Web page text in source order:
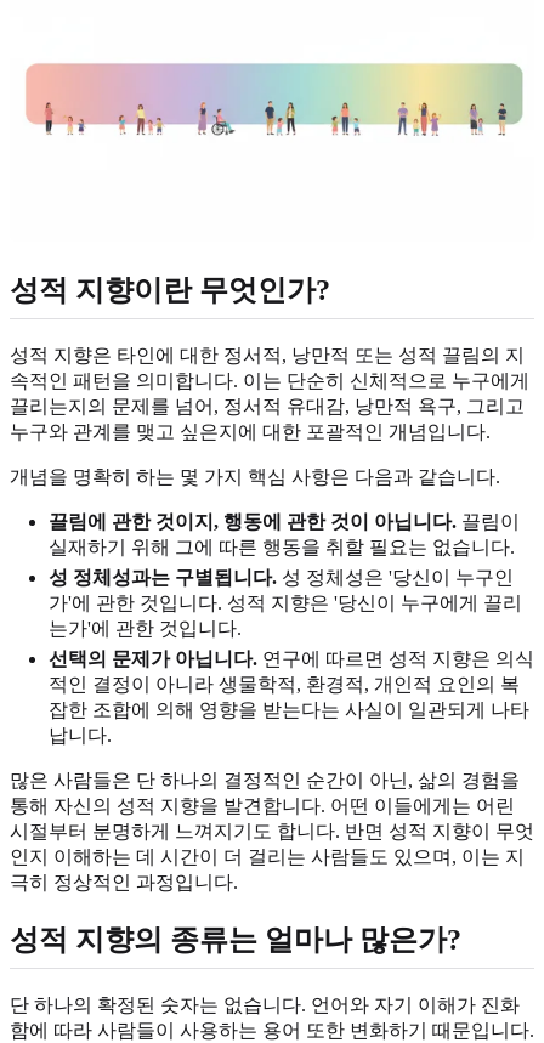
성적 지향이란 무엇인가?
성적 지향은 타인에 대한 정서적, 낭만적 또는 성적 끌림의 지
속적인 패턴을 의미합니다. 이는 단순히 신체적으로 누구에게
끌리는지의 문제를 넘어, 정서적 유대감, 낭만적 욕구, 그리고
누구와 관계를 맺고 싶은지에 대한 포괄적인 개념입니다.
개념을 명확히 하는 몇 가지 핵심 사항은 다음과 같습니다.
끌림에 관한 것이지, 행동에 관한 것이 아닙니다. 끌림이
실재하기 위해 그에 따른 행동을 취할 필요는 없습니다.
성 정체성과는 구별됩니다. 성 정체성은 '당신이 누구인
가'에 관한 것입니다. 성적 지향은 '당신이 누구에게 끌리
는가'에 관한 것입니다.
선택의 문제가 아닙니다. 연구에 따르면 성적 지향은 의식
적인 결정이 아니라 생물학적, 환경적, 개인적 요인의 복
잡한 조합에 의해 영향을 받는다는 사실이 일관되게 나타
납니다.
많은 사람들은 단 하나의 결정적인 순간이 아닌, 삶의 경험을
통해 자신의 성적 지향을 발견합니다. 어떤 이들에게는 어린
시절부터 분명하게 느껴지기도 합니다. 반면 성적 지향이 무엇
인지 이해하는 데 시간이 더 걸리는 사람들도 있으며, 이는 지
극히 정상적인 과정입니다.
성적 지향의 종류는 얼마나 많은가?
단 하나의 확정된 숫자는 없습니다. 언어와 자기 이해가 진화
함에 따라 사람들이 사용하는 용어 또한 변화하기 때문입니다.